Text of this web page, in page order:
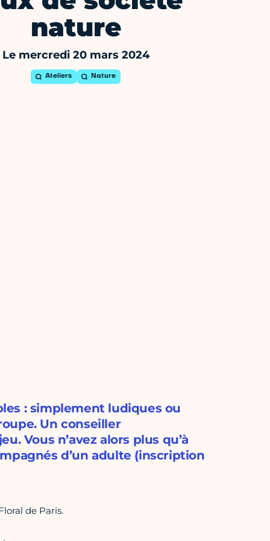
nature
Le mercredi 20 mars 2024
Ateliers Nature
: simplement ludiques ou
Un conseiller
Vous n’avez alors plus qu’à
d’un adulte (inscription
de Paris.